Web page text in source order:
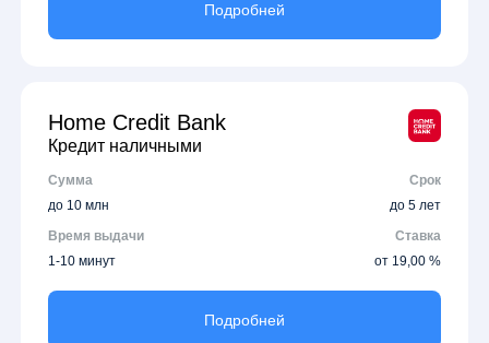
Подробней
Home Credit Bank
Кредит наличными
Сумма
Срок
до 10 млн
до 5 лет
Время выдачи
Ставка
1-10 минут
от 19,00 %
Подробней